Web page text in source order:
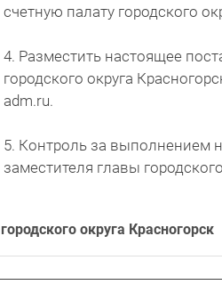
счетную палату городского
4. Разместить настоящее
городского округа
adm.ru.
5. Контроль за выполнением
заместителя главы
округа Красногорск